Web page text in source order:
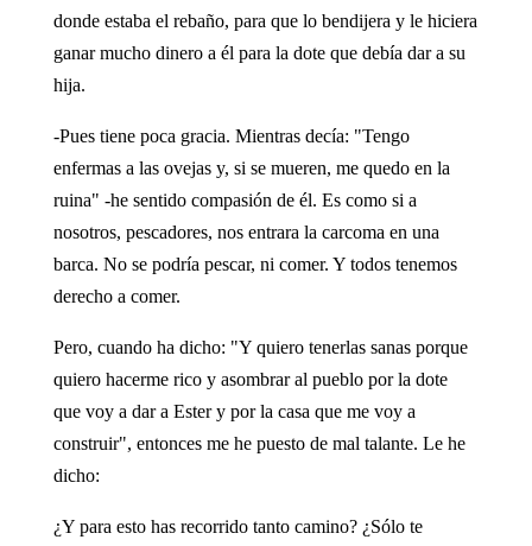
donde estaba el rebaño, para que lo bendijera y le hiciera
ganar mucho dinero a él para la dote que debía dar a su
hija.
-Pues tiene poca gracia. Mientras decía: "Tengo
enfermas a las ovejas y, si se mueren, me quedo en la
ruina" -he sentido compasión de él. Es como si a
nosotros, pescadores, nos entrara la carcoma en una
barca. No se podría pescar, ni comer. Y todos tenemos
derecho a comer.
Pero, cuando ha dicho: "Y quiero tenerlas sanas porque
quiero hacerme rico y asombrar al pueblo por la dote
que voy a dar a Ester y por la casa que me voy a
construir", entonces me he puesto de mal talante. Le he
dicho:
¿Y para esto has recorrido tanto camino? ¿Sólo te